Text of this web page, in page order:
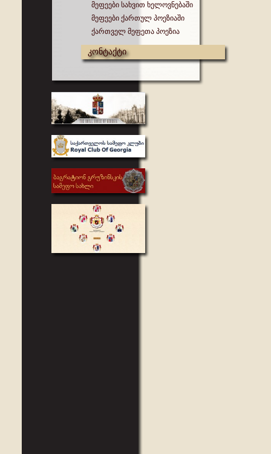
მეფეები სახვით ხელოვნებაში
მეფეები ქართულ პოეზიაში
ქართველ მეფეთა პოეზია
კონტაქტი